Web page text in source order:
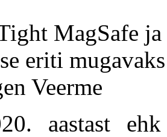
MagSafe
eriti mugavaks
Veerme
aastast